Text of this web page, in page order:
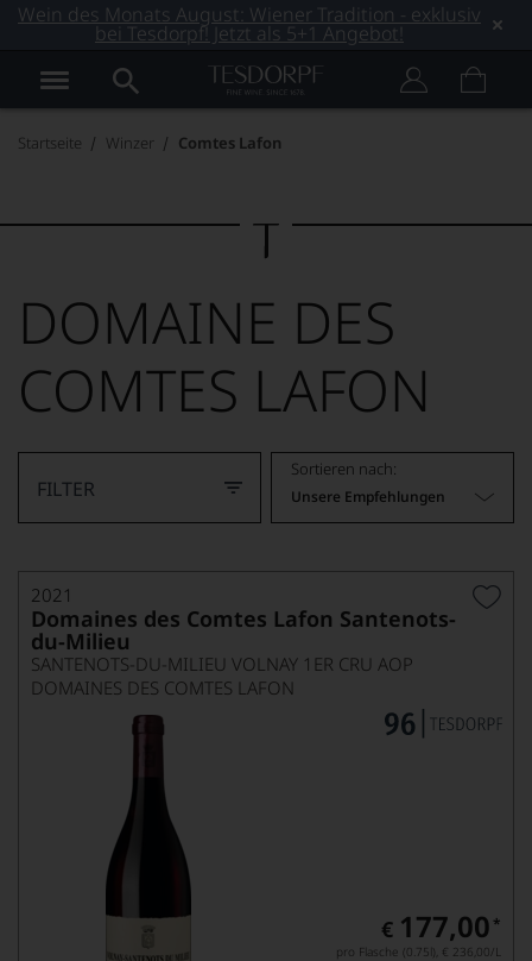
Wein des Monats August: Wiener Tradition - exklusiv
bei Tesdorpf! Jetzt als 5+1 Angebot!
Startseite Winzer Comtes Lafon
DOMAINE DES
COMTES LAFON
FILTER
Sortieren nach:
Unsere Empfehlungen
2021
Domaines des Comtes Lafon Santenots-
du-Milieu
SANTENOTS-DU-MILIEU VOLNAY 1ER CRU AOP
DOMAINES DES COMTES LAFON
€ 177,00 *
pro Flasche (0.75l), € 236,00/L